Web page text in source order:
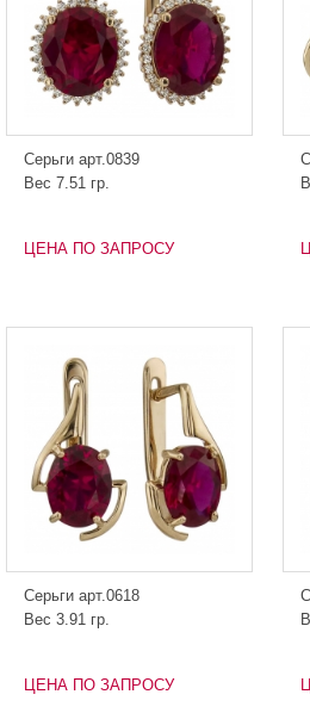
Серьги арт.0839
Вес 7.51 гр.
ЦЕНА ПО ЗАПРОСУ
Серьги арт.0618
Вес 3.91 гр.
ЦЕНА ПО ЗАПРОСУ